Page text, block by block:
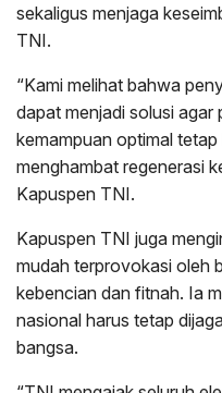
sekaligus menjaga
TNI.
“Kami melihat bahwa
dapat menjadi solusi agar
kemampuan optimal
menghambat regenerasi
Kapuspen TNI.
Kapuspen TNI juga
mudah terprovokasi oleh
kebencian dan fitnah. Ia
nasional harus tetap
bangsa.